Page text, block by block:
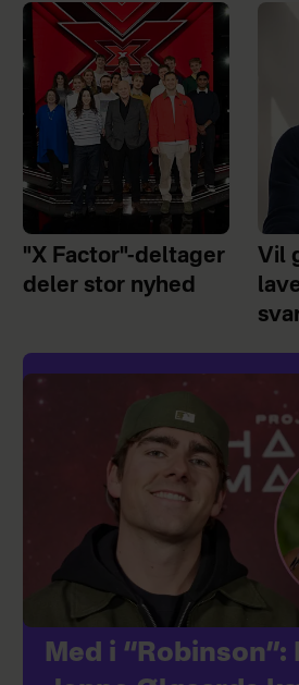
"X Factor"-deltager
deler stor nyhed
Vil
Med i “Robinson”: